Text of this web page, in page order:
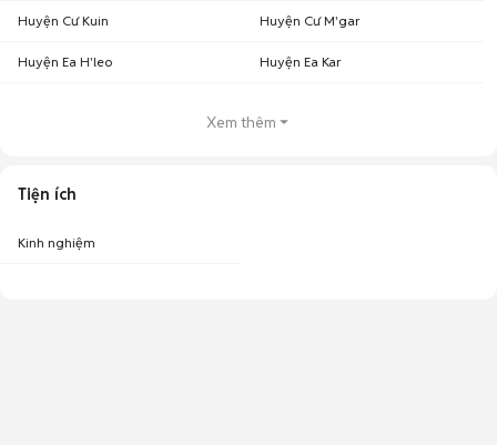
Huyện Cư Kuin Huyện Cư M'gar
Huyện Ea H'leo Huyện Ea Kar
Xem thêm
Tiện ích
Kinh nghiệm